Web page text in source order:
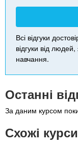
Всі відгуки
відгуки від
навчання.
Останні
За даним курсом поки
Схожі курси